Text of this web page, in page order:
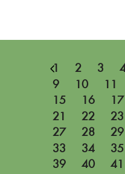
1 2 3
9
10 11
15
16 17
21
22 23
27
28 29
33
34 35
39
40 41